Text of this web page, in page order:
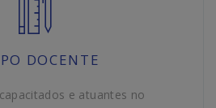
DOCENTE
e atuantes no